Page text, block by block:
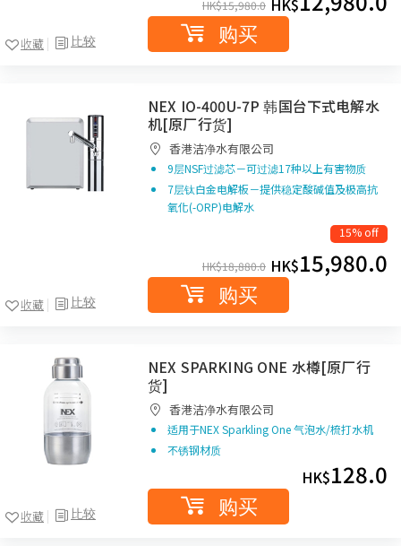
比较
收藏
HK$15,980.0 HK$
购买
比较
收藏
NEX IO-400U-7P 韩国台下式电解水
机[原厂行货]
香港洁净水有限公司
9层NSF过滤芯－可过滤17种以上有害物质
7层钛白金电解板－提供稳定酸碱值及极高抗
氧化(-ORP)电解水
15% off
HK$18,880.0 HK$15,980.0
购买
比较
收藏
NEX SPARKING ONE 水樽[原厂行
货]
香港洁净水有限公司
适用于NEX Sparkling One 气泡水/梳打水机
不锈钢材质
HK$128.0
购买